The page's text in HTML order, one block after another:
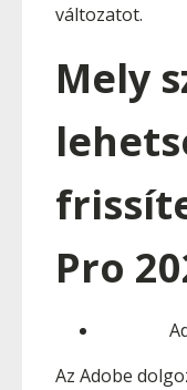
változatot.
Mely
Pro
Az Adobe